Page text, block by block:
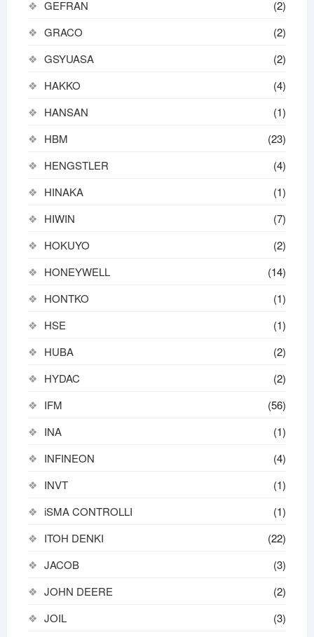
GEFRAN
(2)
GRACO
(2)
GSYUASA
(2)
HAKKO
(4)
HANSAN
(1)
HBM
(23)
HENGSTLER
(4)
HINAKA
(1)
HIWIN
(7)
HOKUYO
(2)
HONEYWELL
(14)
HONTKO
(1)
HSE
(1)
HUBA
(2)
HYDAC
(2)
IFM
(56)
INA
(1)
INFINEON
(4)
INVT
(1)
iSMA CONTROLLI
(1)
ITOH DENKI
(22)
JACOB
(3)
JOHN DEERE
(2)
JOIL
(3)